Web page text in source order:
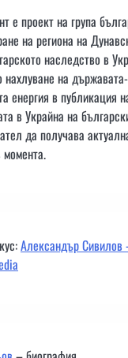
е проект на група
на региона на
наследство в
на
енергия в публикация
в Украйна на
да получава
Александър Сивилов